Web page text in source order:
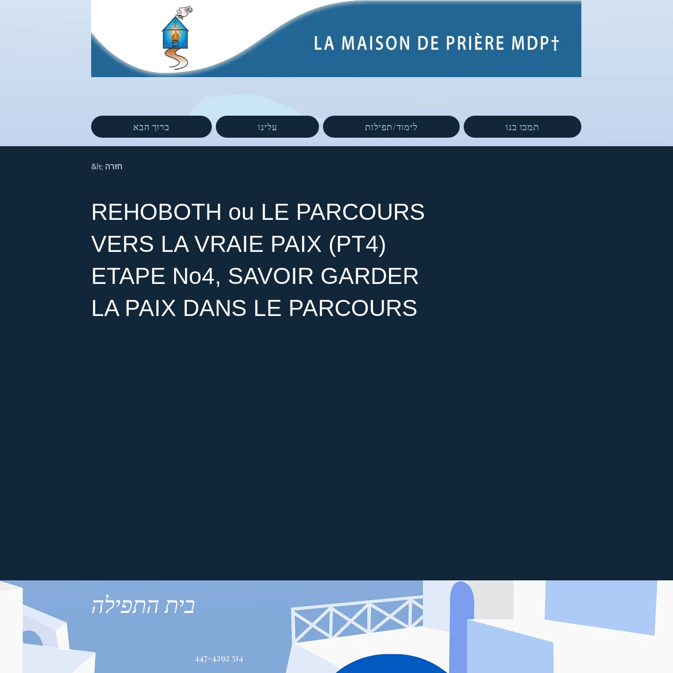
ברוך הבא עלינו לימוד/תפילות תמכו בנו
&lt; חזרה
REHOBOTH ou LE PARCOURS
VERS LA VRAIE PAIX (PT4)
ETAPE No4, SAVOIR GARDER
LA PAIX DANS LE PARCOURS
בית התפילה
514 447-4292